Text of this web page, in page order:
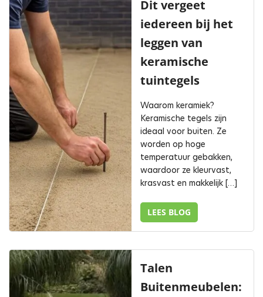
Dit vergeet
iedereen bij het
leggen van
keramische
tuintegels
Waarom keramiek?
Keramische tegels zijn
ideaal voor buiten. Ze
worden op hoge
temperatuur gebakken,
waardoor ze kleurvast,
krasvast en makkelijk […]
LEES BLOG
Talen
Buitenmeubelen: